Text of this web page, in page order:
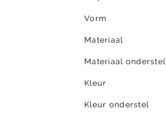
Vorm
Materiaal
Materiaal onderstel
Kleur
Kleur onderstel